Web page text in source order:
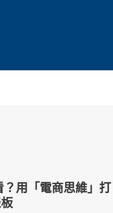
用「電商思維」打